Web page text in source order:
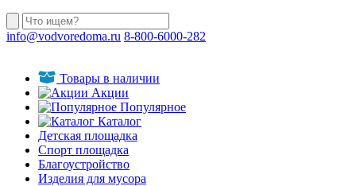
info@vodvoredoma.ru 8-800-6000-282
Товары в наличии
Акции
Популярное
Каталог
Детская площадка
Спорт площадка
Благоустройство
Изделия для мусора